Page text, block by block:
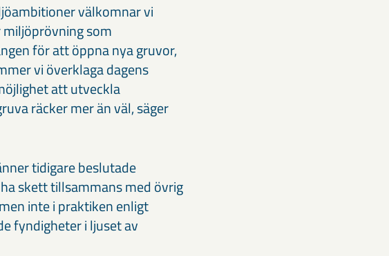
välkomnar vi
som
för att öppna nya gruvor,
vi överklaga dagens
att utveckla
räcker mer än väl, säger
tidigare beslutade
skett tillsammans med övrig
inte i praktiken enligt
fyndigheter i ljuset av